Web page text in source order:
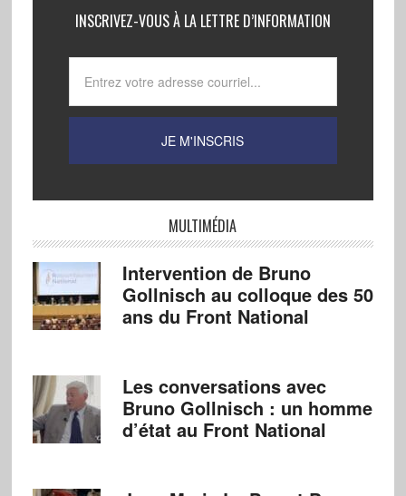
INSCRIVEZ-VOUS À LA LETTRE D’INFORMATION
MULTIMÉDIA
Intervention de Bruno
Gollnisch au colloque des 50
ans du Front National
Les conversations avec
Bruno Gollnisch : un homme
d’état au Front National